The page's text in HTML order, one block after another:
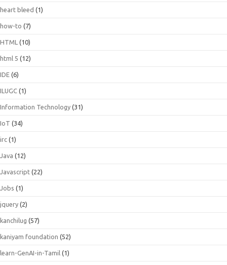
heart bleed (1)
how-to (7)
HTML (10)
html 5 (12)
IDE (6)
ILUGC (1)
Information Technology (31)
IoT (34)
irc (1)
Java (12)
Javascript (22)
Jobs (1)
jquery (2)
kanchilug (57)
kaniyam foundation (52)
learn-GenAI-in-Tamil (1)